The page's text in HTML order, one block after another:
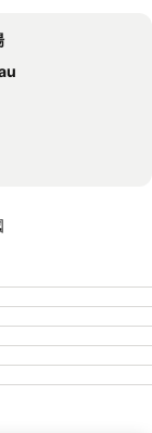
碼頭